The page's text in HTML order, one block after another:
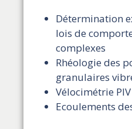
Détermination
lois de
complexes
Rhéologie des
granulaires
Vélocimétrie
Ecoulements